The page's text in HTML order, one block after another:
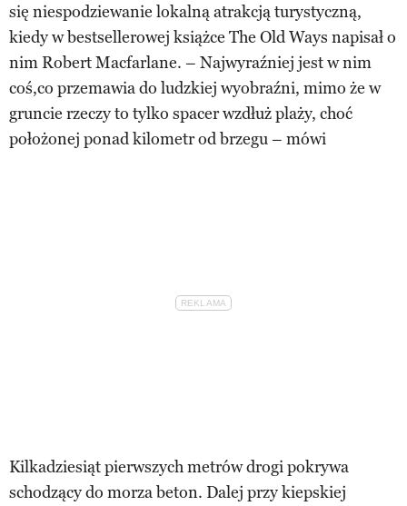
się niespodziewanie lokalną atrakcją turystyczną,
kiedy w bestsellerowej książce The Old Ways napisał o
nim Robert Macfarlane. – Najwyraźniej jest w nim
coś,co przemawia do ludzkiej wyobraźni, mimo że w
gruncie rzeczy to tylko spacer wzdłuż plaży, choć
położonej ponad kilometr od brzegu – mówi
Kilkadziesiąt pierwszych metrów drogi pokrywa
schodzący do morza beton. Dalej przy kiepskiej